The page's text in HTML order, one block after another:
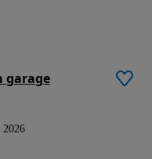
garage
2026